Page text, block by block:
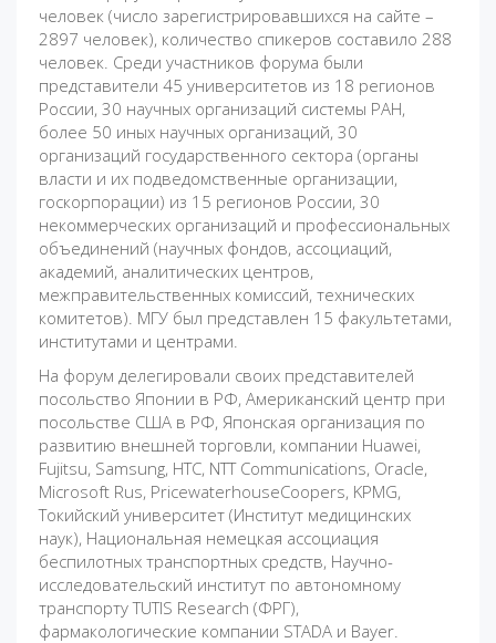
человек (число зарегистрировавшихся на сайте –
2897 человек), количество спикеров составило 288
человек. Среди участников форума были
представители 45 университетов из 18 регионов
России, 30 научных организаций системы РАН,
более 50 иных научных организаций, 30
организаций государственного сектора (органы
власти и их подведомственные организации,
госкорпорации) из 15 регионов России, 30
некоммерческих организаций и профессиональных
объединений (научных фондов, ассоциаций,
академий, аналитических центров,
межправительственных комиссий, технических
комитетов). МГУ был представлен 15 факультетами,
институтами и центрами.
На форум делегировали своих представителей
посольство Японии в РФ, Американский центр при
посольстве США в РФ, Японская организация по
развитию внешней торговли, компании Huawei,
Fujitsu, Samsung, HTC, NTT Communications, Oracle,
Microsoft Rus, PricewaterhouseCoopers, KPMG,
Токийский университет (Институт медицинских
наук), Национальная немецкая ассоциация
беспилотных транспортных средств, Научно-
исследовательский институт по автономному
транспорту TUTIS Research (ФРГ),
фармакологические компании STADA и Bayer.